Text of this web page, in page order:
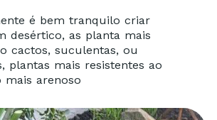
é bem tranquilo criar
desértico, as planta mais
cactos, suculentas, ou
plantas mais resistentes ao
mais arenoso